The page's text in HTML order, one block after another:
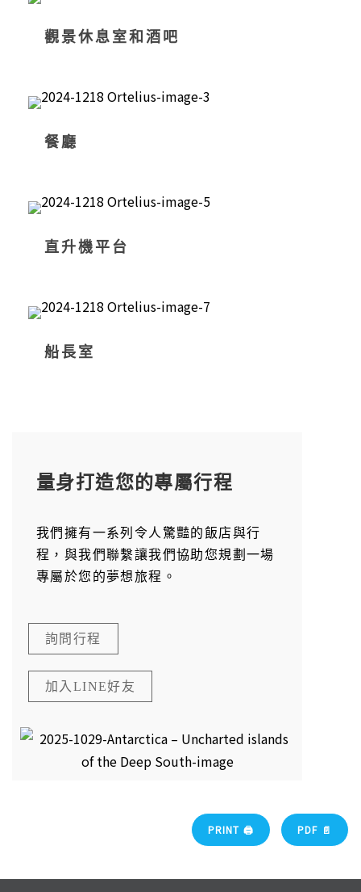
觀景休息室和酒吧
餐廳
直升機平台
船長室
量身打造您的專屬行程
我們擁有一系列令人驚豔的飯店與行
程，與我們聯繫讓我們協助您規劃一場
專屬於您的夢想旅程。
詢問行程
加入LINE好友
PRINT 🖨 PDF 📄